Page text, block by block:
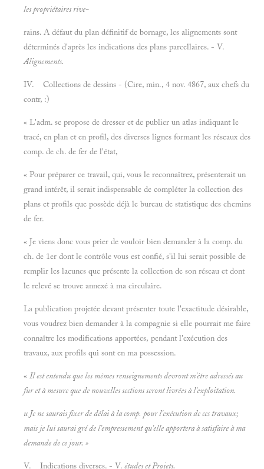
les propriétaires rive-
rains. A défaut du plan définitif de bornage, les alignements sont
déterminés d'après les indications des plans parcellaires. - V.
Alignements.
IV. Collections de dessins - (Cire, min., 4 nov. 4867, aux chefs du
contr, :)
« L'adm. se propose de dresser et de publier un atlas indiquant le
tracé, en plan et en profil, des diverses lignes formant les réseaux des
comp. de ch. de fer de l'état,
« Pour préparer ce travail, qui, vous le reconnaîtrez, présenterait un
grand intérêt, il serait indispensable de compléter la collection des
plans et profils que possède déjà le bureau de statistique des chemins
de fer.
« Je viens donc vous prier de vouloir bien demander à la comp. du
ch. de 1er dont le contrôle vous est confié, s'il lui serait possible de
remplir les lacunes que présente la collection de son réseau et dont
le relevé se trouve annexé à ma circulaire.
La publication projetée devant présenter toute l'exactitude désirable,
vous voudrez bien demander à la compagnie si elle pourrait me faire
connaître les modifications apportées, pendant l'exécution des
travaux, aux profils qui sont en ma possession.
« Il est entendu que les mêmes renseignements devront m'être adressés au
fur et à mesure que de nouvelles sections seront livrées à l'exploitation.
u Je ne saurais fixer de délai à la comp. pour l'exécution de ces travaux;
mais je lui saurai gré de l'empressement qu'elle apportera à satisfaire à ma
demande de ce jour. »
V. Indications diverses. - V. études etProjets.